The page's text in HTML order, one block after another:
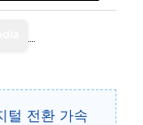
털 전환 가속